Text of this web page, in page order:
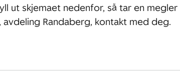
ut skjemaet nedenfor, så tar en megler
Randaberg, kontakt med deg.